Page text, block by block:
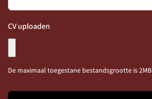
CV uploaden
De maximaal toegestane bestandsgrootte is 2MB